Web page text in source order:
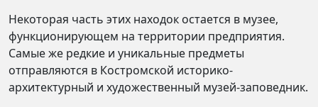
Некоторая часть этих находок остается в музее,
функционирующем на территории предприятия.
Самые же редкие и уникальные предметы
отправляются в Костромской историко-
архитектурный и художественный музей-заповедник.